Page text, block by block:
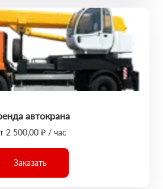
автокрана
2 500,00 ₽ / час
Заказать